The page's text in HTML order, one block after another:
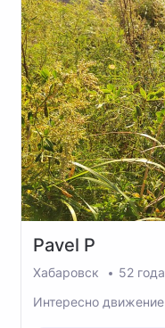
Pavel P
Хабаровск
52 года
Интересно движение